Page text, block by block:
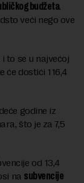
budžeta.
veći nego ove
to se u najvećoj
će dostići 116,4
godine iz
što je za 7,5
od 13,4
na subvencije